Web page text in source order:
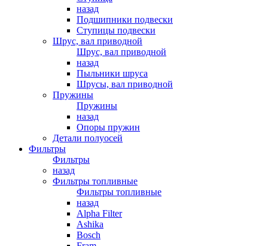
назад
Подшипники подвески
Ступицы подвески
Шрус, вал приводной
Шрус, вал приводной
назад
Пыльники шруса
Шрусы, вал приводной
Пружины
Пружины
назад
Опоры пружин
Детали полуосей
Фильтры
Фильтры
назад
Фильтры топливные
Фильтры топливные
назад
Alpha Filter
Ashika
Bosch